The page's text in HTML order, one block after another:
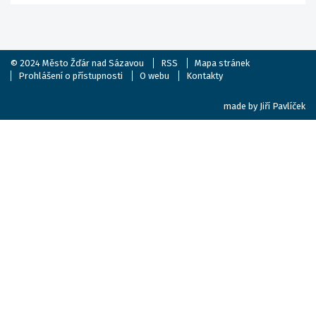
© 2024 Město Žďár nad Sázavou RSS
Mapa stránek
Prohlášení o přístupnosti
O webu Kontakty
made by Jiří Pavlíček